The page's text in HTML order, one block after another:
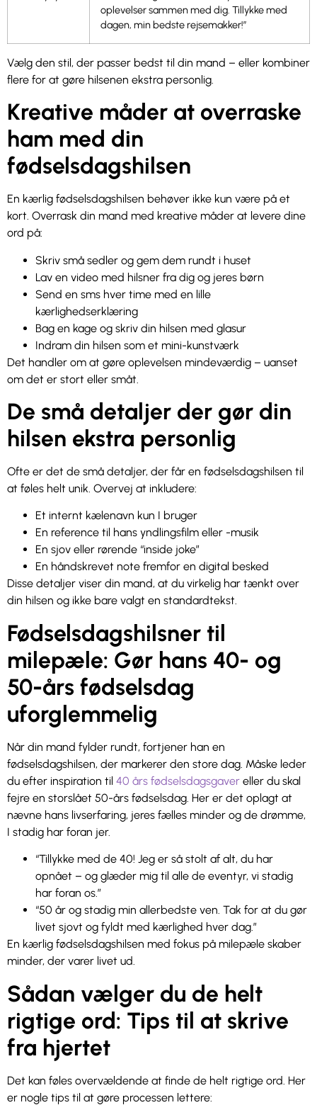
oplevelser sammen med dig. Tillykke med
dagen, min bedste rejsemakker!”
Vælg den stil, der passer bedst til din mand – eller kombiner
flere for at gøre hilsenen ekstra personlig.
Kreative måder at overraske
ham med din
fødselsdagshilsen
En kærlig fødselsdagshilsen behøver ikke kun være på et
kort. Overrask din mand med kreative måder at levere dine
ord på:
Skriv små sedler og gem dem rundt i huset
Lav en video med hilsner fra dig og jeres børn
Send en sms hver time med en lille
kærlighedserklæring
Bag en kage og skriv din hilsen med glasur
Indram din hilsen som et mini-kunstværk
Det handler om at gøre oplevelsen mindeværdig – uanset
om det er stort eller småt.
De små detaljer der gør din
hilsen ekstra personlig
Ofte er det de små detaljer, der får en fødselsdagshilsen til
at føles helt unik. Overvej at inkludere:
Et internt kælenavn kun I bruger
En reference til hans yndlingsfilm eller -musik
En sjov eller rørende “inside joke”
En håndskrevet note fremfor en digital besked
Disse detaljer viser din mand, at du virkelig har tænkt over
din hilsen og ikke bare valgt en standardtekst.
Fødselsdagshilsner til
milepæle: Gør hans 40- og
50-års fødselsdag
uforglemmelig
Når din mand fylder rundt, fortjener han en
fødselsdagshilsen, der markerer den store dag. Måske leder
du efter inspiration til 40 års fødselsdagsgaver eller du skal
fejre en storslået 50-års fødselsdag. Her er det oplagt at
nævne hans livserfaring, jeres fælles minder og de drømme,
I stadig har foran jer.
“Tillykke med de 40! Jeg er så stolt af alt, du har
opnået – og glæder mig til alle de eventyr, vi stadig
har foran os.”
“50 år og stadig min allerbedste ven. Tak for at du gør
livet sjovt og fyldt med kærlighed hver dag.”
En kærlig fødselsdagshilsen med fokus på milepæle skaber
minder, der varer livet ud.
Sådan vælger du de helt
rigtige ord: Tips til at skrive
fra hjertet
Det kan føles overvældende at finde de helt rigtige ord. Her
er nogle tips til at gøre processen lettere: